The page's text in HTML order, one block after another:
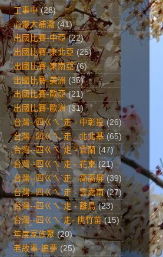
工事中 (28)
心靈大補湯 (41)
出國比賽-中亞 (22)
出國比賽-東北亞 (25)
出國比賽-東南亞 (6)
出國比賽-美洲 (35)
出國比賽-歐亞 (21)
出國比賽-歐洲 (31)
台灣--四ㄍㄟˋ走 - 中彰投 (26)
台灣--四ㄍㄟˋ走 - 北北基 (65)
台灣--四ㄍㄟˋ走 - 宜蘭 (47)
台灣--四ㄍㄟˋ走 - 花東 (21)
台灣--四ㄍㄟˋ走 - 高高屏 (39)
台灣--四ㄍㄟˋ走 - 雲嘉南 (27)
台灣--四ㄍㄟˋ走 - 離島 (23)
台灣--四ㄍㄟˋ走- 桃竹苗 (15)
年度家族聚 (20)
老故事-追夢 (25)